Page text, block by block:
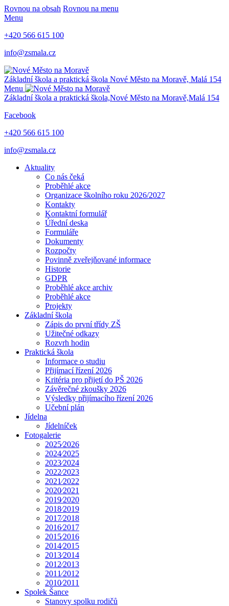
Rovnou na obsah Rovnou na menu
Menu
+420 566 615 100
info@zsmala.cz
Základní škola a praktická škola Nové Město na Moravě, Malá 154
Menu
Základní škola a praktická škola,Nové Město na Moravě,Malá 154
Facebook
+420 566 615 100
info@zsmala.cz
Aktuality
Co nás čeká
Proběhlé akce
Organizace školního roku 2026/2027
Kontakty
Kontaktní formulář
Úřední deska
Formuláře
Dokumenty
Rozpočty
Povinně zveřejňované informace
Historie
GDPR
Proběhlé akce archiv
Proběhlé akce
Projekty
Základní škola
Zápis do první třídy ZŠ
Užitečné odkazy
Rozvrh hodin
Praktická škola
Informace o studiu
Přijímací řízení 2026
Kritéria pro přijetí do PŠ 2026
Závěrečné zkoušky 2026
Výsledky přijímacího řízení 2026
Učební plán
Jídelna
Jídelníček
Fotogalerie
2025⁄2026
2024⁄2025
2023⁄2024
2022⁄2023
2021⁄2022
2020⁄2021
2019⁄2020
2018⁄2019
2017⁄2018
2016⁄2017
2015⁄2016
2014⁄2015
2013⁄2014
2012⁄2013
2011⁄2012
2010⁄2011
Spolek Šance
Stanovy spolku rodičů